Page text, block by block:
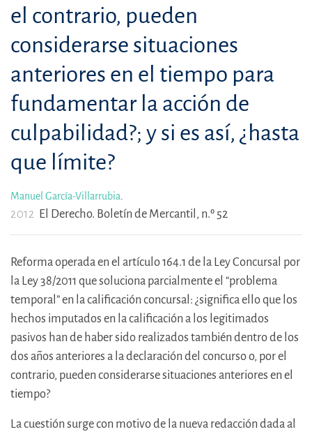
el contrario, pueden
considerarse situaciones
anteriores en el tiempo para
fundamentar la acción de
culpabilidad?; y si es así, ¿hasta
que límite?
Manuel García-Villarrubia.
2012 El Derecho. Boletín de Mercantil, n.º 52
Reforma operada en el artículo 164.1 de la Ley Concursal por
la Ley 38/2011 que soluciona parcialmente el “problema
temporal” en la calificación concursal: ¿significa ello que los
hechos imputados en la calificación a los legitimados
pasivos han de haber sido realizados también dentro de los
dos años anteriores a la declaración del concurso o, por el
contrario, pueden considerarse situaciones anteriores en el
tiempo?
La cuestión surge con motivo de la nueva redacción dada al